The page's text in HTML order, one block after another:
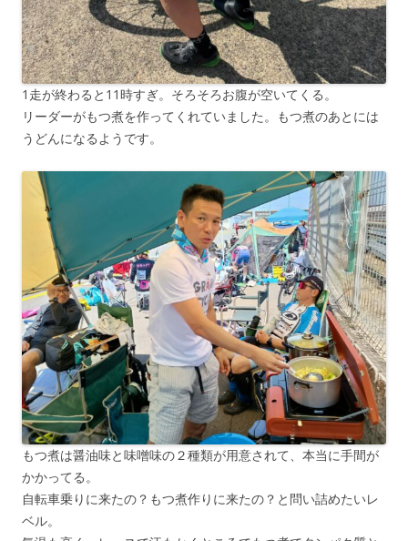
1走が終わると11時すぎ。そろそろお腹が空いてくる。
リーダーがもつ煮を作ってくれていました。もつ煮のあとには
うどんになるようです。
もつ煮は醤油味と味噌味の２種類が用意されて、本当に手間が
かかってる。
自転車乗りに来たの？もつ煮作りに来たの？と問い詰めたいレ
ベル。